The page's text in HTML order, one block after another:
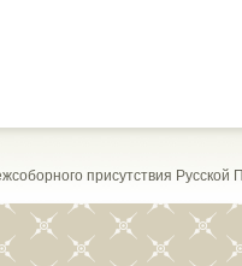
присутствия Русской